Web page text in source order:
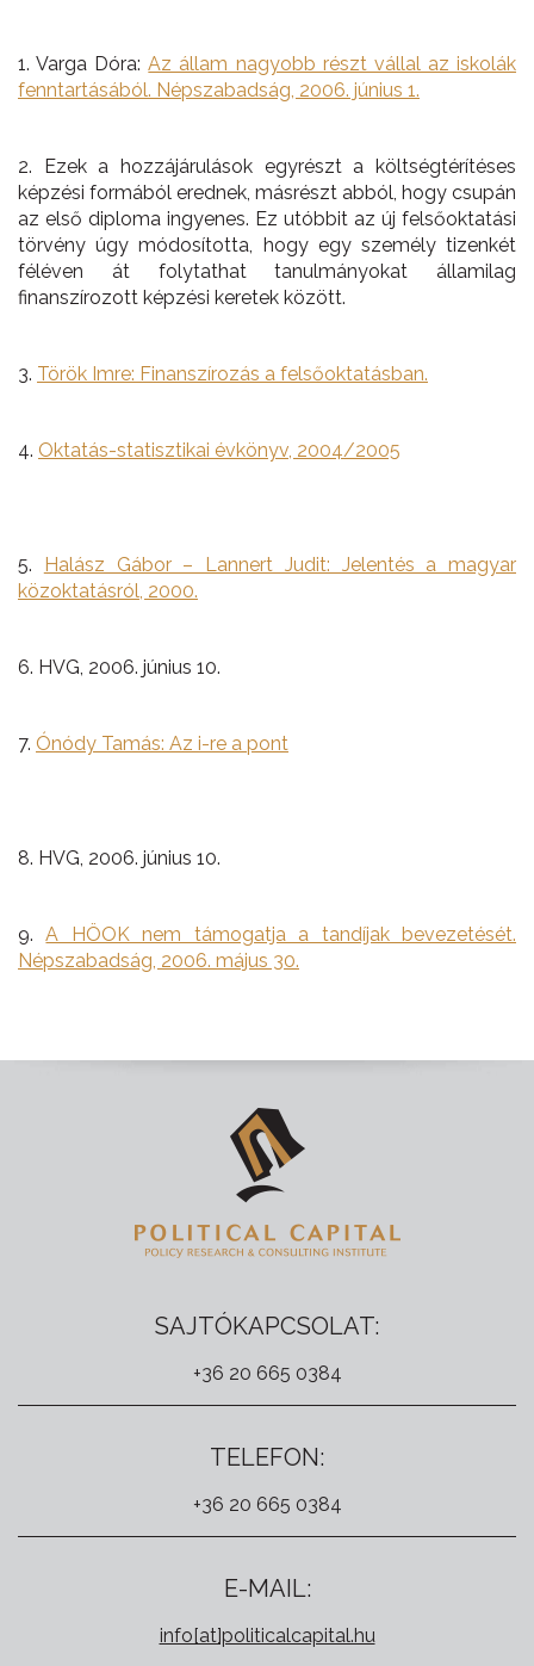
1. Varga Dóra:Az állam nagyobb részt vállal az iskolák
fenntartásából. Népszabadság, 2006. június 1.
2. Ezek a hozzájárulások egyrészt a költségtérítéses
képzési formából erednek, másrészt abból, hogy csupán
az első diploma ingyenes. Ez utóbbit az új felsőoktatási
törvény úgy módosította, hogy egy személy tizenkét
féléven át folytathat tanulmányokat államilag
finanszírozott képzési keretek között.
3. Török Imre: Finanszírozás a felsőoktatásban.
4. Oktatás-statisztikai évkönyv, 2004/2005
5. Halász Gábor – Lannert Judit: Jelentés a magyar
közoktatásról, 2000.
6. HVG, 2006. június 10.
7. Ónódy Tamás: Az i-re a pont
8. HVG, 2006. június 10.
9.A HÖOK nem támogatja a tandíjak bevezetését.
Népszabadság, 2006. május 30.
SAJTÓKAPCSOLAT:
+36 20 665 0384
TELEFON:
+36 20 665 0384
E-MAIL:
info[at]politicalcapital.hu